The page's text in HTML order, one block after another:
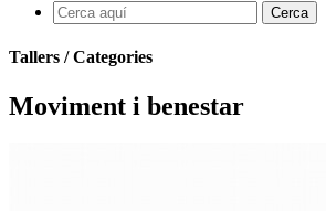
Tallers / Categories
Moviment i benestar